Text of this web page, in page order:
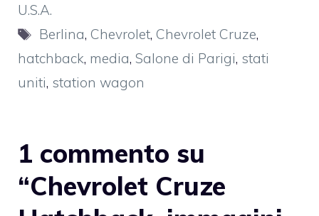
U.S.A.
Tag
Berlina, Chevrolet, Chevrolet Cruze,
hatchback, media, Salone di Parigi, stati
uniti, station wagon
1 commento su
“Chevrolet Cruze